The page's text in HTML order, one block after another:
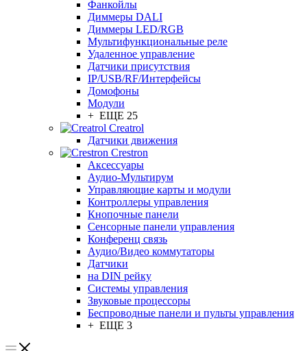
Фанкойлы
Диммеры DALI
Диммеры LED/RGB
Мультифункциональные реле
Удаленное управление
Датчики присутствия
IP/USB/RF/Интерфейсы
Домофоны
Модули
+ ЕЩЕ 25
Creatrol
Датчики движения
Crestron
Аксессуары
Аудио-Мультирум
Управляющие карты и модули
Контроллеры управления
Кнопочные панели
Сенсорные панели управления
Конференц связь
Аудио/Видео коммутаторы
Датчики
на DIN рейку
Системы управления
Звуковые процессоры
Беспроводные панели и пульты управления
+ ЕЩЕ 3